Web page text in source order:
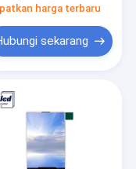
harga terbaru
sekarang